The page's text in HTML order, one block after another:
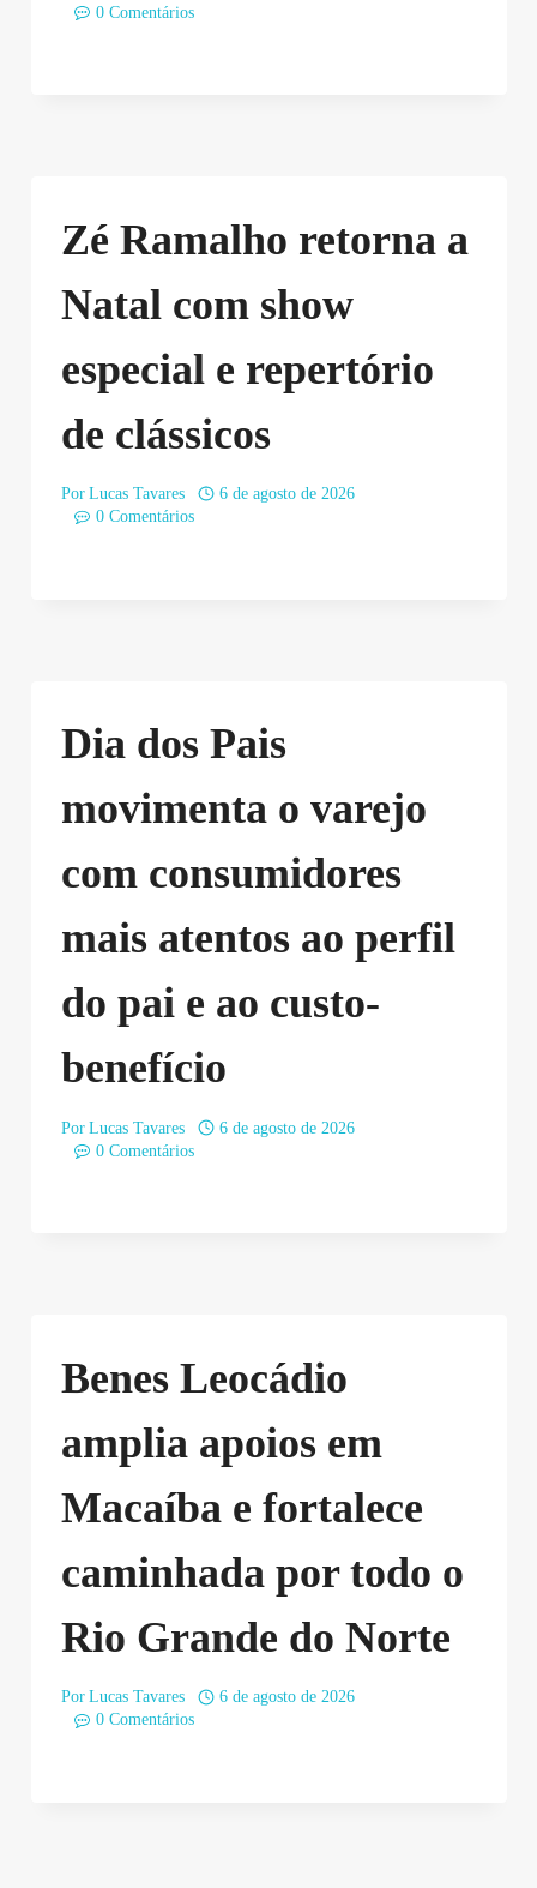
0 Comentários
Zé Ramalho retorna a
Natal com show
especial e repertório
de clássicos
Por Lucas Tavares
6 de agosto de 2026
0 Comentários
Dia dos Pais
movimenta o varejo
com consumidores
mais atentos ao perfil
do pai e ao custo-
benefício
Por Lucas Tavares
6 de agosto de 2026
0 Comentários
Benes Leocádio
amplia apoios em
Macaíba e fortalece
caminhada por todo o
Rio Grande do Norte
Por Lucas Tavares
6 de agosto de 2026
0 Comentários